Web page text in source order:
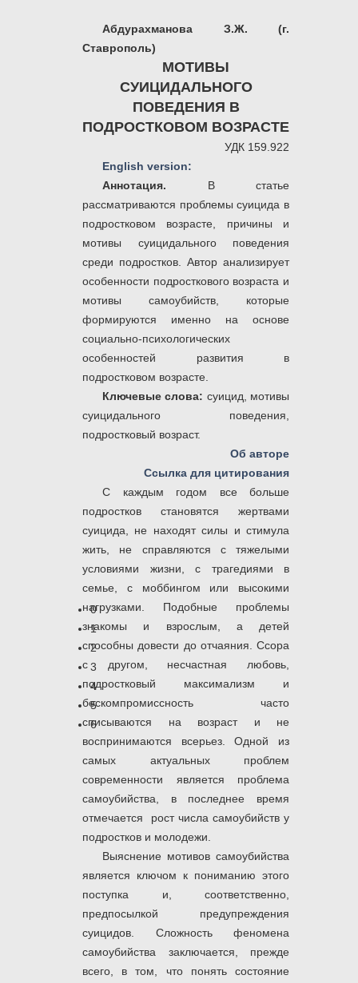
0
1
2
3
4
5
6
Абдурахманова З.Ж. (г.
Ставрополь)
МОТИВЫ
СУИЦИДАЛЬНОГО
ПОВЕДЕНИЯ В
ПОДРОСТКОВОМ ВОЗРАСТЕ
УДК 159.922
English version:
Аннотация. В статье
рассматриваются проблемы суицида в
подростковом возрасте, причины и
мотивы суицидального поведения
среди подростков. Автор анализирует
особенности подросткового возраста и
мотивы самоубийств, которые
формируются именно на основе
социально-психологических
особенностей развития в
подростковом возрасте.
Ключевые слова: суицид, мотивы
суицидального поведения,
подростковый возраст.
Об авторе
Ссылка для цитирования
С каждым годом все больше
подростков становятся жертвами
суицида, не находят силы и стимула
жить, не справляются с тяжелыми
условиями жизни, с трагедиями в
семье, с моббингом или высокими
нагрузками. Подобные проблемы
знакомы и взрослым, а детей
способны довести до отчаяния. Ссора
с другом, несчастная любовь,
подростковый максимализм и
бескомпромиссность часто
списываются на возраст и не
воспринимаются всерьез. Одной из
самых актуальных проблем
современности является проблема
самоубийства, в последнее время
отмечается рост числа самоубийств у
подростков и молодежи.
Выяснение мотивов самоубийства
является ключом к пониманию этого
поступка и, соответственно,
предпосылкой предупреждения
суицидов. Сложность феномена
самоубийства заключается, прежде
всего, в том, что понять состояние